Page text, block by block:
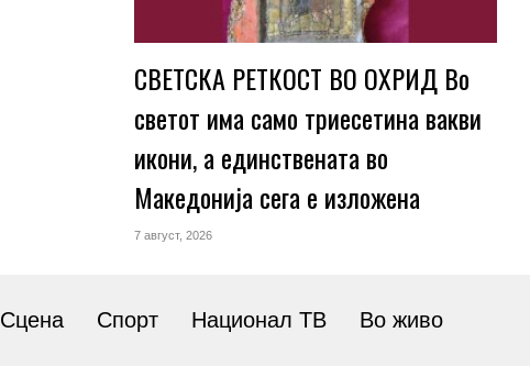
СВЕТСКА РЕТКОСТ ВО ОХРИД Во
светот има само триесетина вакви
икони, а единствената во
Македонија сега е изложена
7 август, 2026
Сцена Спорт Национал ТВ Во живо